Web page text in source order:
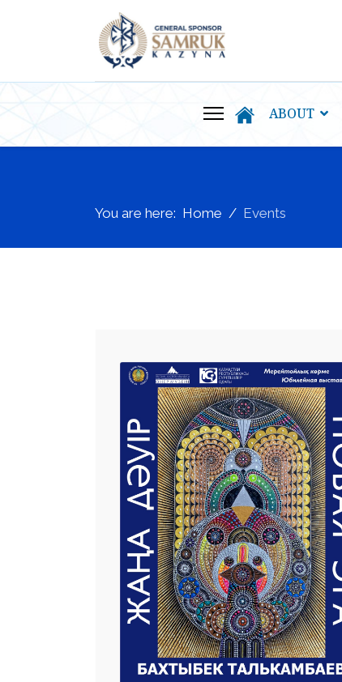
ABOUT
You are here: Home Events